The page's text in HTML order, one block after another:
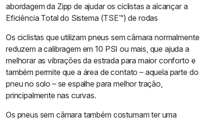
abordagem da Zipp de ajudar os ciclistas a alcançar a
Eficiência Total do Sistema (TSE™) de rodas
Os ciclistas que utilizam pneus sem câmara normalmente
reduzem a calibragem em 10 PSI ou mais, que ajuda a
melhorar as vibrações da estrada para maior conforto e
também permite que a área de contato – aquela parte do
pneu no solo – se espalhe para melhor tração,
principalmente nas curvas.
Os pneus sem câmara também costumam ter uma